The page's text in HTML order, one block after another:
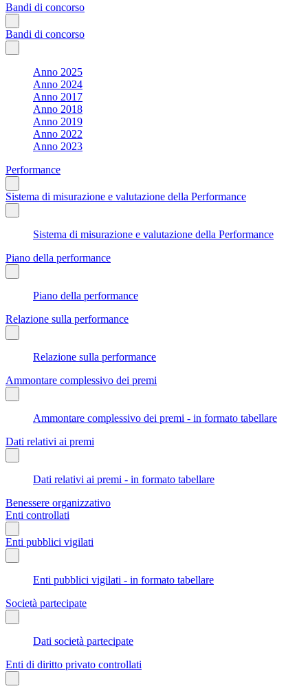
Bandi di concorso
Bandi di concorso
Anno 2025
Anno 2024
Anno 2017
Anno 2018
Anno 2019
Anno 2022
Anno 2023
Performance
Sistema di misurazione e valutazione della Performance
Sistema di misurazione e valutazione della Performance
Piano della performance
Piano della performance
Relazione sulla performance
Relazione sulla performance
Ammontare complessivo dei premi
Ammontare complessivo dei premi - in formato tabellare
Dati relativi ai premi
Dati relativi ai premi - in formato tabellare
Benessere organizzativo
Enti controllati
Enti pubblici vigilati
Enti pubblici vigilati - in formato tabellare
Società partecipate
Dati società partecipate
Enti di diritto privato controllati